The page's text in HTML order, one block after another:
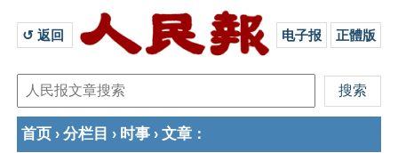
↺ 返回 电子报 正體版
首页 › 分栏目 › 时事 › 文章 ：